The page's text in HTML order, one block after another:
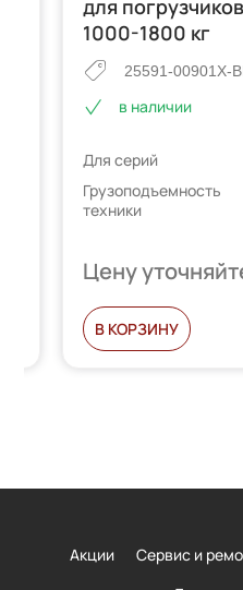
для
1000-1800 кг
25591-00901X-
в наличии
Для серий
Грузоподъемность
техники
Цену
В КОРЗИНУ
Акции Сервис и